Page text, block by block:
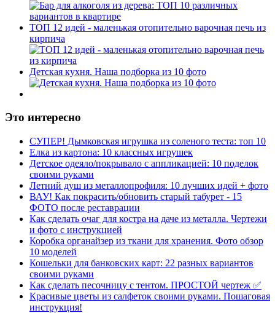
ТОП 12 идей - маленькая отопительно варочная печь из
кирпича
Детская кухня. Наша подборка из 10 фото
Это интересно
СУПЕР! Дымковская игрушка из соленого теста: топ 10
Елка из картона: 10 классных игрушек
Детское одеяло/покрывало с аппликацией: 10 поделок
своими руками
Летний душ из металлопрофиля: 10 лучших идей + фото
ВАУ! Как покрасить/обновить старый табурет - 15
ФОТО после реставрации
Как сделать очаг для костра на даче из металла. Чертежи
и фото с инструкцией
Коробка органайзер из ткани для хранения. Фото обзор
10 моделей
Кошельки для банковских карт: 22 разных вариантов
своими руками
Как сделать песочницу с тентом. ПРОСТОЙ чертеж ✅
Красивые цветы из салфеток своими руками. Пошаговая
инструкция!